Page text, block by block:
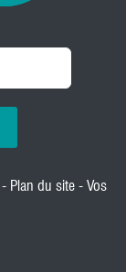
- Plan du site - Vos